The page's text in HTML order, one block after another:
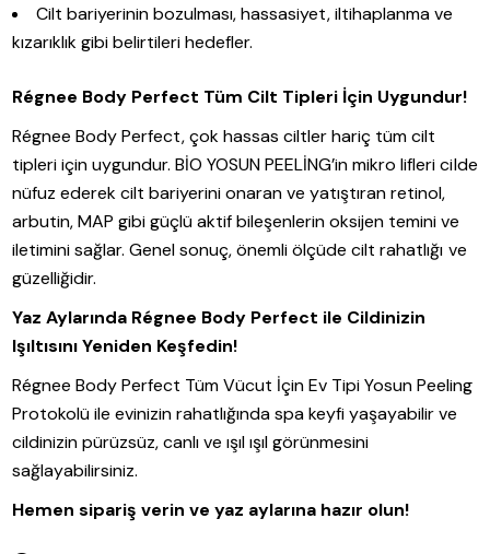
Cilt bariyerinin bozulması, hassasiyet, iltihaplanma ve
kızarıklık gibi belirtileri hedefler.
Régnee Body Perfect Tüm Cilt Tipleri İçin Uygundur!
Régnee Body Perfect, çok hassas ciltler hariç tüm cilt
tipleri için uygundur. BİO YOSUN PEELİNG’in mikro lifleri cilde
nüfuz ederek cilt bariyerini onaran ve yatıştıran retinol,
arbutin, MAP gibi güçlü aktif bileşenlerin oksijen temini ve
iletimini sağlar. Genel sonuç, önemli ölçüde cilt rahatlığı ve
güzelliğidir.
Yaz Aylarında Régnee Body Perfect ile Cildinizin
Işıltısını Yeniden Keşfedin!
Régnee Body Perfect Tüm Vücut İçin Ev Tipi Yosun Peeling
Protokolü ile evinizin rahatlığında spa keyfi yaşayabilir ve
cildinizin pürüzsüz, canlı ve ışıl ışıl görünmesini
sağlayabilirsiniz.
Hemen sipariş verin ve yaz aylarına hazır olun!